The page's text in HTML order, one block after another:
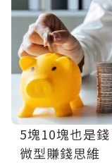
5塊10塊也是
微型賺錢思維